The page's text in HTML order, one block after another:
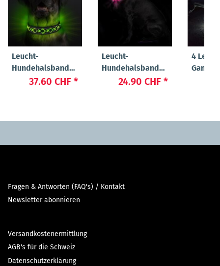
Leucht-
Hundehalsband
"Beauty"
37.60 CHF *
Leucht-
Hundehalsband
"Cash"24.90 CHF *
4
Fragen & Antworten (FAQ's) / Kontakt
Newsletter abonnieren
Versandkostenermittlung
AGB's für die Schweiz
Datenschutzerklärung